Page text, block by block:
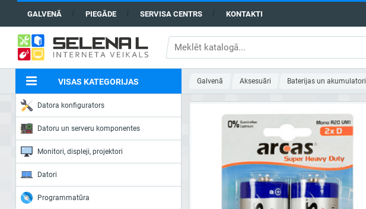
GALVENĀ PIEGĀDE SERVISA CENTRS KONTAKTI
VISAS KATEGORIJAS Galvenā Aksesuāri Baterijas un akumulatori
Datora konfigurators
Datoru un serveru komponentes
Monitori, displeji, projektori
Datori
Programmatūra